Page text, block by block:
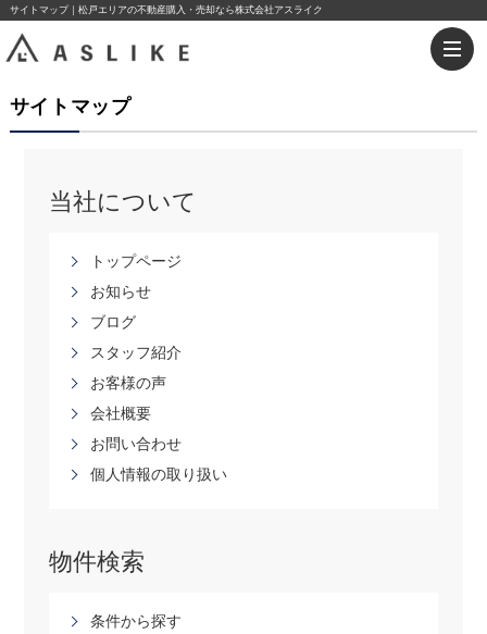
サイトマップ｜松戸エリアの不動産購入・売却なら株式会社アスライク
サイトマップ
当社について
トップページ
お知らせ
ブログ
スタッフ紹介
お客様の声
会社概要
お問い合わせ
個人情報の取り扱い
物件検索
条件から探す